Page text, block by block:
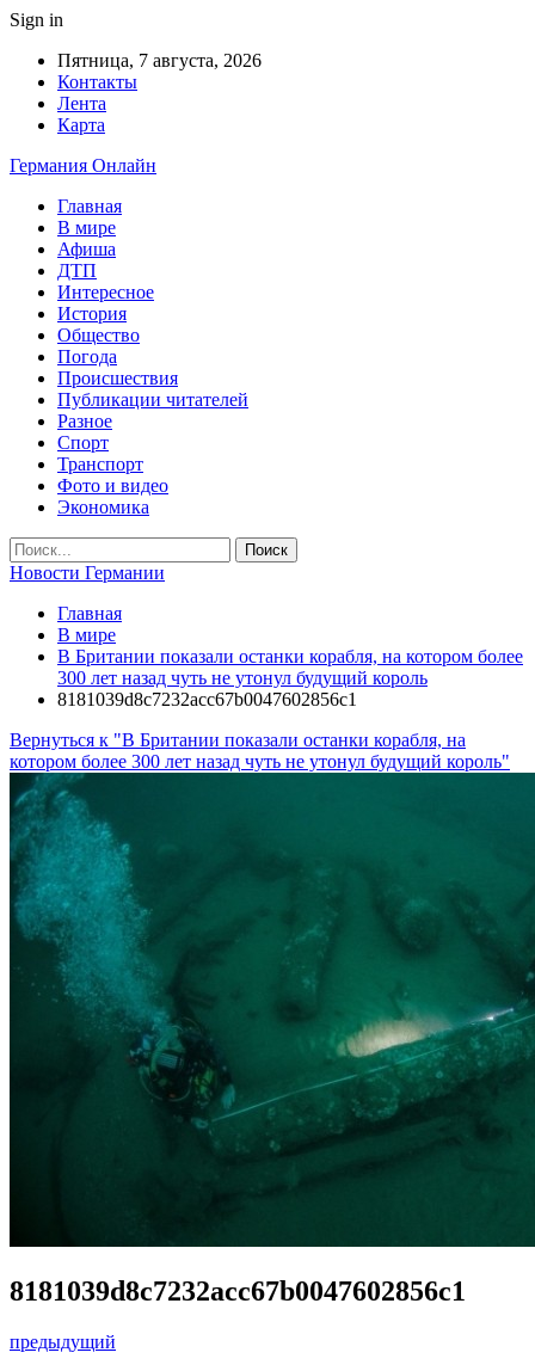
Sign in
Пятница, 7 августа, 2026
Контакты
Лента
Карта
Германия Онлайн
Главная
В мире
Афиша
ДТП
Интересное
История
Общество
Погода
Происшествия
Публикации читателей
Разное
Спорт
Транспорт
Фото и видео
Экономика
Новости Германии
Главная
В мире
В Британии показали останки корабля, на котором более
300 лет назад чуть не утонул будущий король
8181039d8c7232acc67b0047602856c1
Вернуться к "В Британии показали останки корабля, на
котором более 300 лет назад чуть не утонул будущий король"
8181039d8c7232acc67b0047602856c1
предыдущий